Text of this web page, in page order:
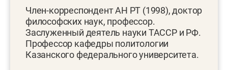
Член-корреспондент АН РТ (1998), доктор
философских наук, профессор.
Заслуженный деятель науки ТАССР и РФ.
Профессор кафедры политологии
Казанского федерального университета.